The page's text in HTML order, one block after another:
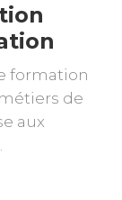
formation
de
aux